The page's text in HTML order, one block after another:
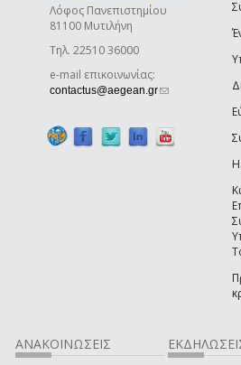
Λόφος Πανεπιστημίου
81100 Μυτιλήνη
Τηλ. 22510 36000
e-mail επικοινωνίας:
contactus@aegean.gr(link sends e-
ΑΝΑΚΟΙΝΩΣΕΙΣ